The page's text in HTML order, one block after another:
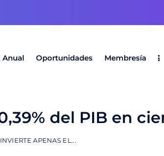
Anual Oportunidades Membresía
del PIB en
APENAS EL...